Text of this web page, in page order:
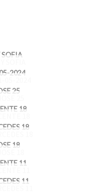
2024
25
18
18
18
11
11